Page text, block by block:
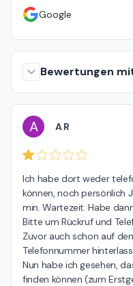
Google
Bewertungen
A A R
Ich habe dort weder
können, noch persönlich
min. Wartezeit. Habe
Bitte um Rückruf und
Zuvor auch schon auf
Telefonnummer
Nun habe ich gesehen,
finden können (zum